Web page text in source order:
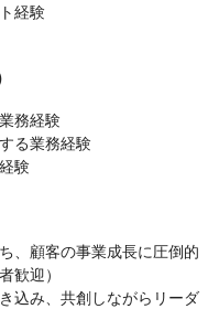
経験
務経験
る業務経験
験
、顧客の事業成長に圧倒的
歓迎）
込み、共創しながらリーダ